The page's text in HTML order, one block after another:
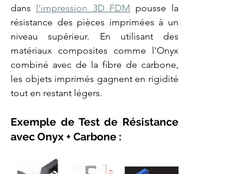
dans l'impression 3D FDM pousse la
résistance des pièces imprimées à un
niveau supérieur. En utilisant des
matériaux composites comme l'Onyx
combiné avec de la fibre de carbone,
les objets imprimés gagnent en rigidité
tout en restant légers.
Exemple de Test de Résistance
avec Onyx + Carbone :